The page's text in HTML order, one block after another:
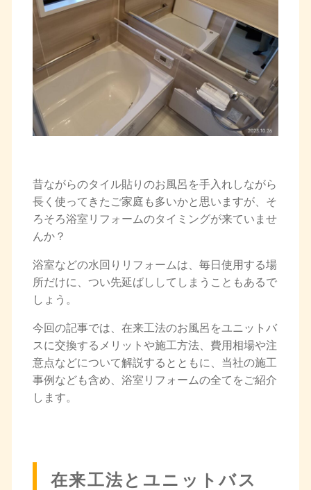
昔ながらのタイル貼りのお風呂を手入れしながら
長く使ってきたご家庭も多いかと思いますが、そ
ろそろ浴室リフォームのタイミングが来ていませ
んか？
浴室などの水回りリフォームは、毎日使用する場
所だけに、つい先延ばししてしまうこともあるで
しょう。
今回の記事では、在来工法のお風呂をユニットバ
スに交換するメリットや施工方法、費用相場や注
意点などについて解説するとともに、当社の施工
事例なども含め、浴室リフォームの全てをご紹介
します。
在来工法とユニットバス